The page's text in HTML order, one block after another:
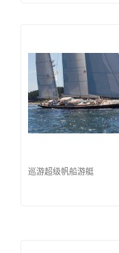
巡游超级帆船游艇